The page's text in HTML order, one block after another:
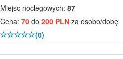
Miejsc noclegowych: 87
Cena: 70do 200 PLNza osobo/dobę
(0)